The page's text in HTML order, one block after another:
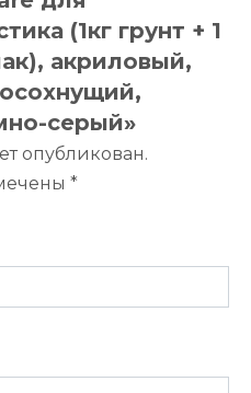
(1кг грунт + 1
акриловый,
серый»
опубликован.
*